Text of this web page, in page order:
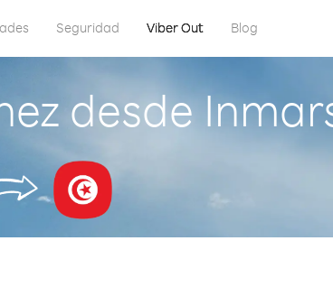
Seguridad Viber Out Blog
desde